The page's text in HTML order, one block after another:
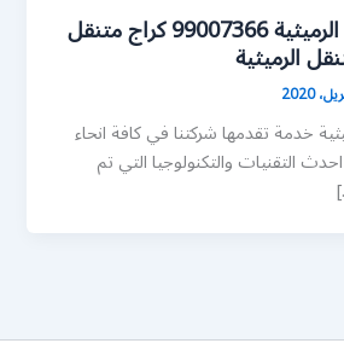
تصليح السيارات الرميثية 99007366 كراج متنقل
الرميثية
خدمة تقدمها شركتنا في كافة انحاء
التقنيات والتكنولوجيا التي تم